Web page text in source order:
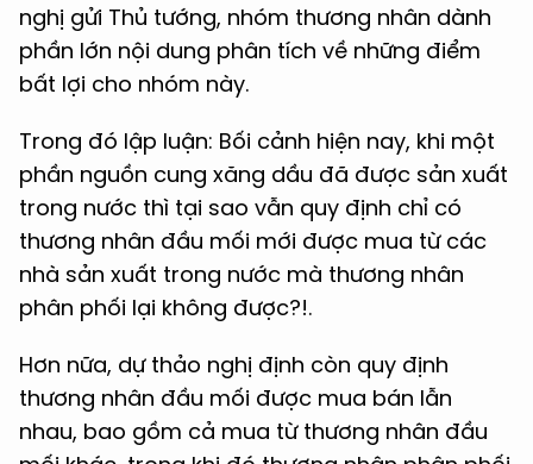
nghị gửi Thủ tướng, nhóm thương nhân dành
phần lớn nội dung phân tích về những điểm
bất lợi cho nhóm này.
Trong đó lập luận: Bối cảnh hiện nay, khi một
phần nguồn cung xăng dầu đã được sản xuất
trong nước thì tại sao vẫn quy định chỉ có
thương nhân đầu mối mới được mua từ các
nhà sản xuất trong nước mà thương nhân
phân phối lại không được?!.
Hơn nữa, dự thảo nghị định còn quy định
thương nhân đầu mối được mua bán lẫn
nhau, bao gồm cả mua từ thương nhân đầu